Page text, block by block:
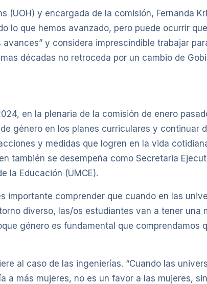
(UOH) y encargada de la comisión, Fernanda
lo que hemos avanzado, pero puede ocurrir
y considera imprescindible trabajar
décadas no retroceda por un cambio de
en la plenaria de la comisión de enero
género en los planes curriculares y continuar
y medidas que logren en la vida
también se desempeña como Secretaria
la Educación (UMCE).
importante comprender que cuando en las
diverso, las/os estudiantes van a tener una
género es fundamental que comprendamos
al caso de las ingenierías. “Cuando las
a más mujeres, no es un favor a las mujeres,